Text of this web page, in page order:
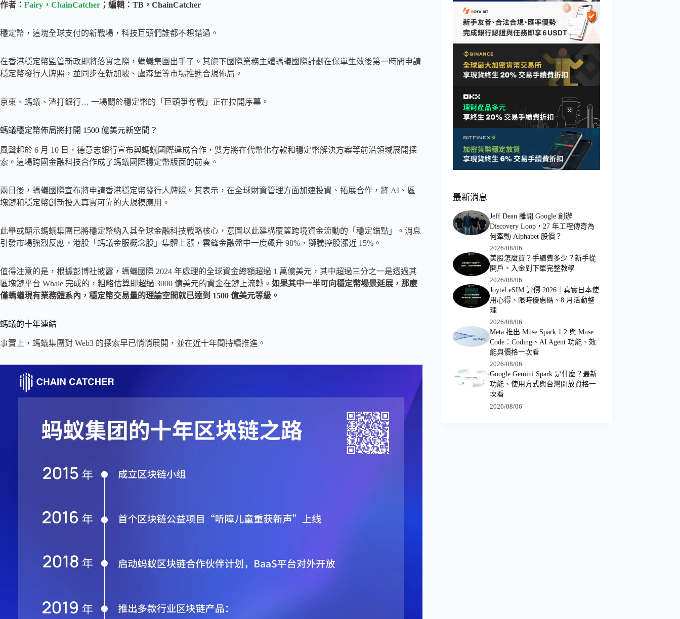
作者： Fairy，ChainCatcher ；編輯：TB，ChainCatcher
穩定幣，這塊全球支付的新戰場，科技巨頭們誰都不想錯過。
在香港穩定幣監管新政即將落實之際，螞蟻集團出手了。其旗下國際業務主體螞蟻國際計劃在保單生效後第一時間申請
穩定幣發行人牌照，並同步在新加坡、盧森堡等市場推進合規佈局。
京東、螞蟻、渣打銀行… 一場關於穩定幣的「巨頭爭奪戰」正在拉開序幕。
螞蟻穩定幣佈局將打開 1500 億美元新空間？
風聲起於 6 月 10 日，德意志銀行宣布與螞蟻國際達成合作，雙方將在代幣化存款和穩定幣解決方案等前沿領域展開探
索。這場跨國金融科技合作成了螞蟻國際穩定幣版面的前奏。
兩日後，螞蟻國際宣布將申請香港穩定幣發行人牌照。其表示，在全球財資管理方面加速投資、拓展合作，將 AI、區
塊鏈和穩定幣創新投入真實可靠的大規模應用。
此舉或顯示螞蟻集團已將穩定幣納入其全球金融科技戰略核心，意圖以此建構覆蓋跨境資金流動的「穩定錨點」。消息
引發市場強烈反應，港股「螞蟻金服概念股」集體上漲，雲鋒金融盤中一度飆升 98%，獅騰控股漲近 15%。
值得注意的是，根據彭博社披露，螞蟻國際 2024 年處理的全球資金總額超過 1 萬億美元，其中超過三分之一是透過其
區塊鏈平台 Whale 完成的，粗略估算即超過 3000 億美元的資金在鏈上流轉。 如果其中一半可向穩定幣場景延展，那麼
僅螞蟻現有業務體系內，穩定幣交易量的理論空間就已達到 1500 億美元等級。
螞蟻的十年連結
事實上，螞蟻集團對 Web3 的探索早已悄悄展開，並在近十年間持續推進。
最新消息
Jeff Dean 離開 Google 創辦
Discovery Loop，27 年工程傳奇為
何牽動 Alphabet 股價？
2026/08/06
美股怎麼買？手續費多少？新手從
開戶、入金到下單完整教學
2026/08/06
Joytel eSIM 評價 2026｜真實日本使
用心得、限時優惠碼、8 月活動整
理
2026/08/06
Meta 推出 Muse Spark 1.2 與 Muse
Code：Coding、AI Agent 功能、效
能與價格一次看
2026/08/06
Google Gemini Spark 是什麼？最新
功能、使用方式與台灣開放資格一
次看
2026/08/06